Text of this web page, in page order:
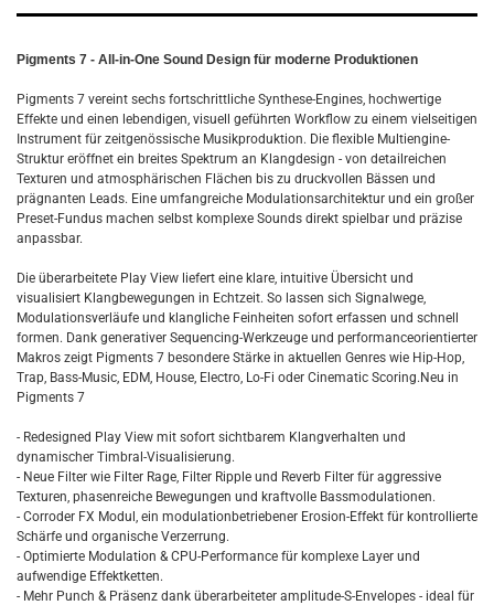
Pigments 7 - All-in-One Sound Design für moderne Produktionen
Pigments 7 vereint sechs fortschrittliche Synthese-Engines, hochwertige
Effekte und einen lebendigen, visuell geführten Workflow zu einem vielseitigen
Instrument für zeitgenössische Musikproduktion. Die flexible Multiengine-
Struktur eröffnet ein breites Spektrum an Klangdesign - von detailreichen
Texturen und atmosphärischen Flächen bis zu druckvollen Bässen und
prägnanten Leads. Eine umfangreiche Modulationsarchitektur und ein großer
Preset-Fundus machen selbst komplexe Sounds direkt spielbar und präzise
anpassbar.
Die überarbeitete Play View liefert eine klare, intuitive Übersicht und
visualisiert Klangbewegungen in Echtzeit. So lassen sich Signalwege,
Modulationsverläufe und klangliche Feinheiten sofort erfassen und schnell
formen. Dank generativer Sequencing-Werkzeuge und performanceorientierter
Makros zeigt Pigments 7 besondere Stärke in aktuellen Genres wie Hip-Hop,
Trap, Bass-Music, EDM, House, Electro, Lo-Fi oder Cinematic Scoring.Neu in
Pigments 7
- Redesigned Play View mit sofort sichtbarem Klangverhalten und
dynamischer Timbral-Visualisierung.
- Neue Filter wie Filter Rage, Filter Ripple und Reverb Filter für aggressive
Texturen, phasenreiche Bewegungen und kraftvolle Bassmodulationen.
- Corroder FX Modul, ein modulationbetriebener Erosion-Effekt für kontrollierte
Schärfe und organische Verzerrung.
- Optimierte Modulation & CPU-Performance für komplexe Layer und
aufwendige Effektketten.
- Mehr Punch & Präsenz dank überarbeiteter amplitude-S-Envelopes - ideal für